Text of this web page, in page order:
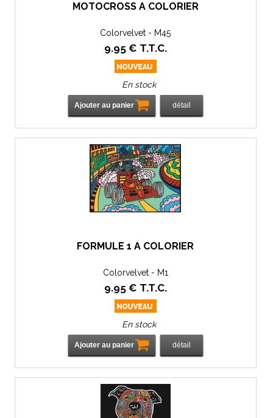
MOTOCROSS À COLORIER
Colorvelvet - M45
9.95 € T.T.C.
En stock
FORMULE 1 À COLORIER
Colorvelvet - M1
9.95 € T.T.C.
En stock